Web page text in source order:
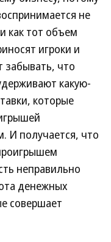
не
как тот объем
игроки и
забывать, что
какую-
которые
И получается, что
неправильно
денежных
совершает